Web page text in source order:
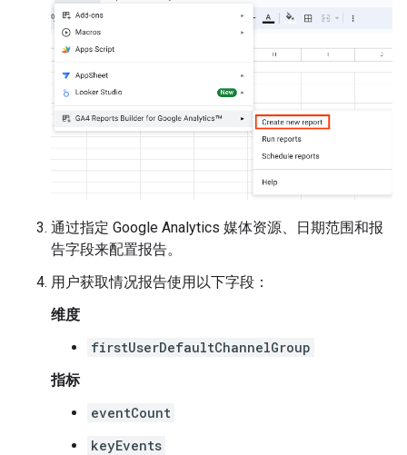
通过指定 Google Analytics 媒体资源、日期范围和报
告字段来配置报告。
用户获取情况报告使用以下字段：
维度
firstUserDefaultChannelGroup
指标
eventCount
keyEvents